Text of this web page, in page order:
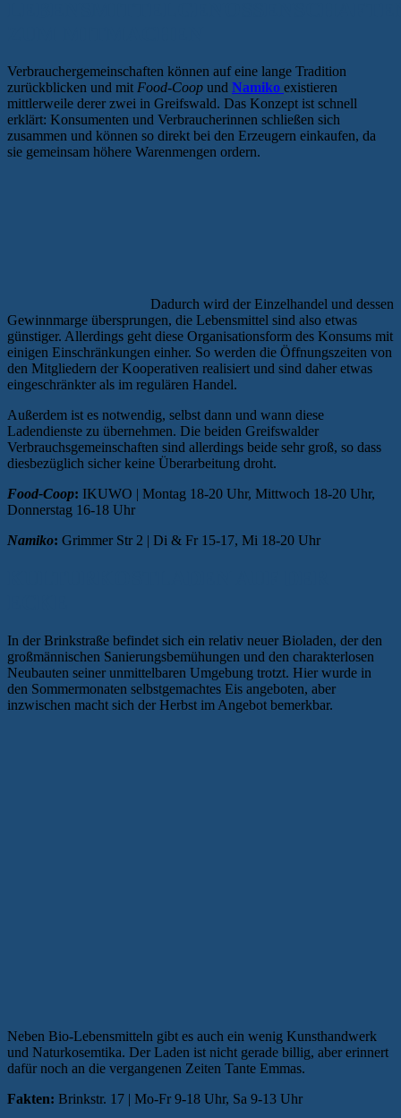
Verbrauchergemeinschaften können auf eine lange Tradition
zurückblicken und mit Food-Coop und Namiko existieren
mittlerweile derer zwei in Greifswald. Das Konzept ist schnell
erklärt: Konsumenten und Verbraucherinnen schließen sich
zusammen und können so direkt bei den Erzeugern einkaufen, da
sie gemeinsam höhere Warenmengen ordern.
Dadurch wird der Einzelhandel und dessen
Gewinnmarge übersprungen, die Lebensmittel sind also etwas
günstiger. Allerdings geht diese Organisationsform des Konsums mit
einigen Einschränkungen einher. So werden die Öffnungszeiten von
den Mitgliedern der Kooperativen realisiert und sind daher etwas
eingeschränkter als im regulären Handel.
Außerdem ist es notwendig, selbst dann und wann diese
Ladendienste zu übernehmen. Die beiden Greifswalder
Verbrauchsgemeinschaften sind allerdings beide sehr groß, so dass
diesbezüglich sicher keine Überarbeitung droht.
Food-Coop: IKUWO | Montag 18-20 Uhr, Mittwoch 18-20 Uhr,
Donnerstag 16-18 Uhr
Namiko: Grimmer Str 2 | Di & Fr 15-17, Mi 18-20 Uhr
In der Brinkstraße befindet sich ein relativ neuer Bioladen, der den
großmännischen Sanierungsbemühungen und den charakterlosen
Neubauten seiner unmittelbaren Umgebung trotzt. Hier wurde in
den Sommermonaten selbstgemachtes Eis angeboten, aber
inzwischen macht sich der Herbst im Angebot bemerkbar.
Neben Bio-Lebensmitteln gibt es auch ein wenig Kunsthandwerk
und Naturkosemtika. Der Laden ist nicht gerade billig, aber erinnert
dafür noch an die vergangenen Zeiten Tante Emmas.
Fakten: Brinkstr. 17 | Mo-Fr 9-18 Uhr, Sa 9-13 Uhr